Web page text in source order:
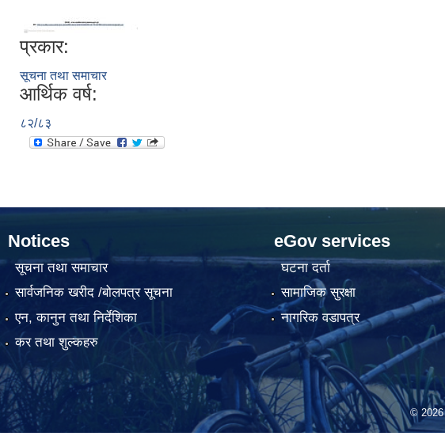
प्रकार:
सूचना तथा समाचार
आर्थिक वर्ष:
८२/८३
Notices
सूचना तथा समाचार
सार्वजनिक खरीद /बोलपत्र सूचना
एन, कानुन तथा निर्देशिका
कर तथा शुल्कहरु
eGov services
घटना दर्ता
सामाजिक सुरक्षा
नागरिक वडापत्र
© 2026